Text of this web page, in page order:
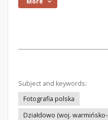
Subject and keywords:
Fotografia polska
Działdowo (woj.